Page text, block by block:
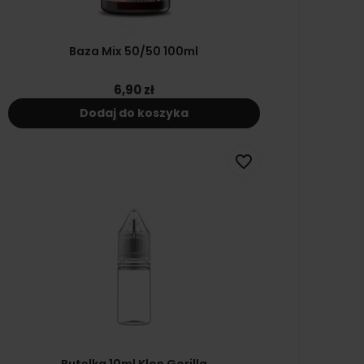
Baza Mix 50/50 100ml
6,90 zł
Dodaj do koszyka
favorite_border